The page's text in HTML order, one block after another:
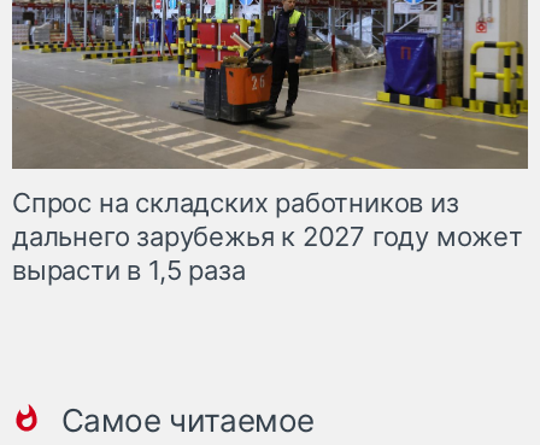
Спрос на складских работников из
дальнего зарубежья к 2027 году может
вырасти в 1,5 раза
Самое читаемое